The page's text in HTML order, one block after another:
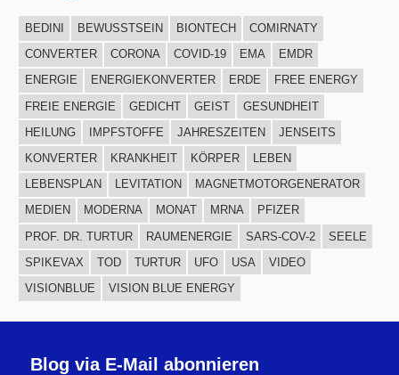
BEDINI BEWUSSTSEIN BIONTECH
COMIRNATY
CONVERTER
CORONA COVID-19 EMA
EMDR
ENERGIE
ENERGIEKONVERTER ERDE
FREE ENERGY
FREIE ENERGIE
GEDICHT GEIST
GESUNDHEIT
HEILUNG
IMPFSTOFFE JAHRESZEITEN
JENSEITS
KONVERTER
KRANKHEIT KÖRPER
LEBEN
LEBENSPLAN
LEVITATION
MAGNETMOTORGENERATOR
MEDIEN
MODERNA MONAT MRNA
PFIZER
PROF. DR. TURTUR
RAUMENERGIE SARS-COV-2
SEELE
SPIKEVAX
TOD TURTUR UFO USA
VIDEO
VISIONBLUE
VISION BLUE ENERGY
Blog via E-Mail abonnieren